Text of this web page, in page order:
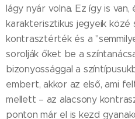
lágy nyár volna. Ez így is van,
karakterisztikus jegyeik közé
kontrasztérték és a
sorolják őket be a
bizonyossággal a
embert, akkor az első, ami
mellett – az alacsony
ponton már el is kezd